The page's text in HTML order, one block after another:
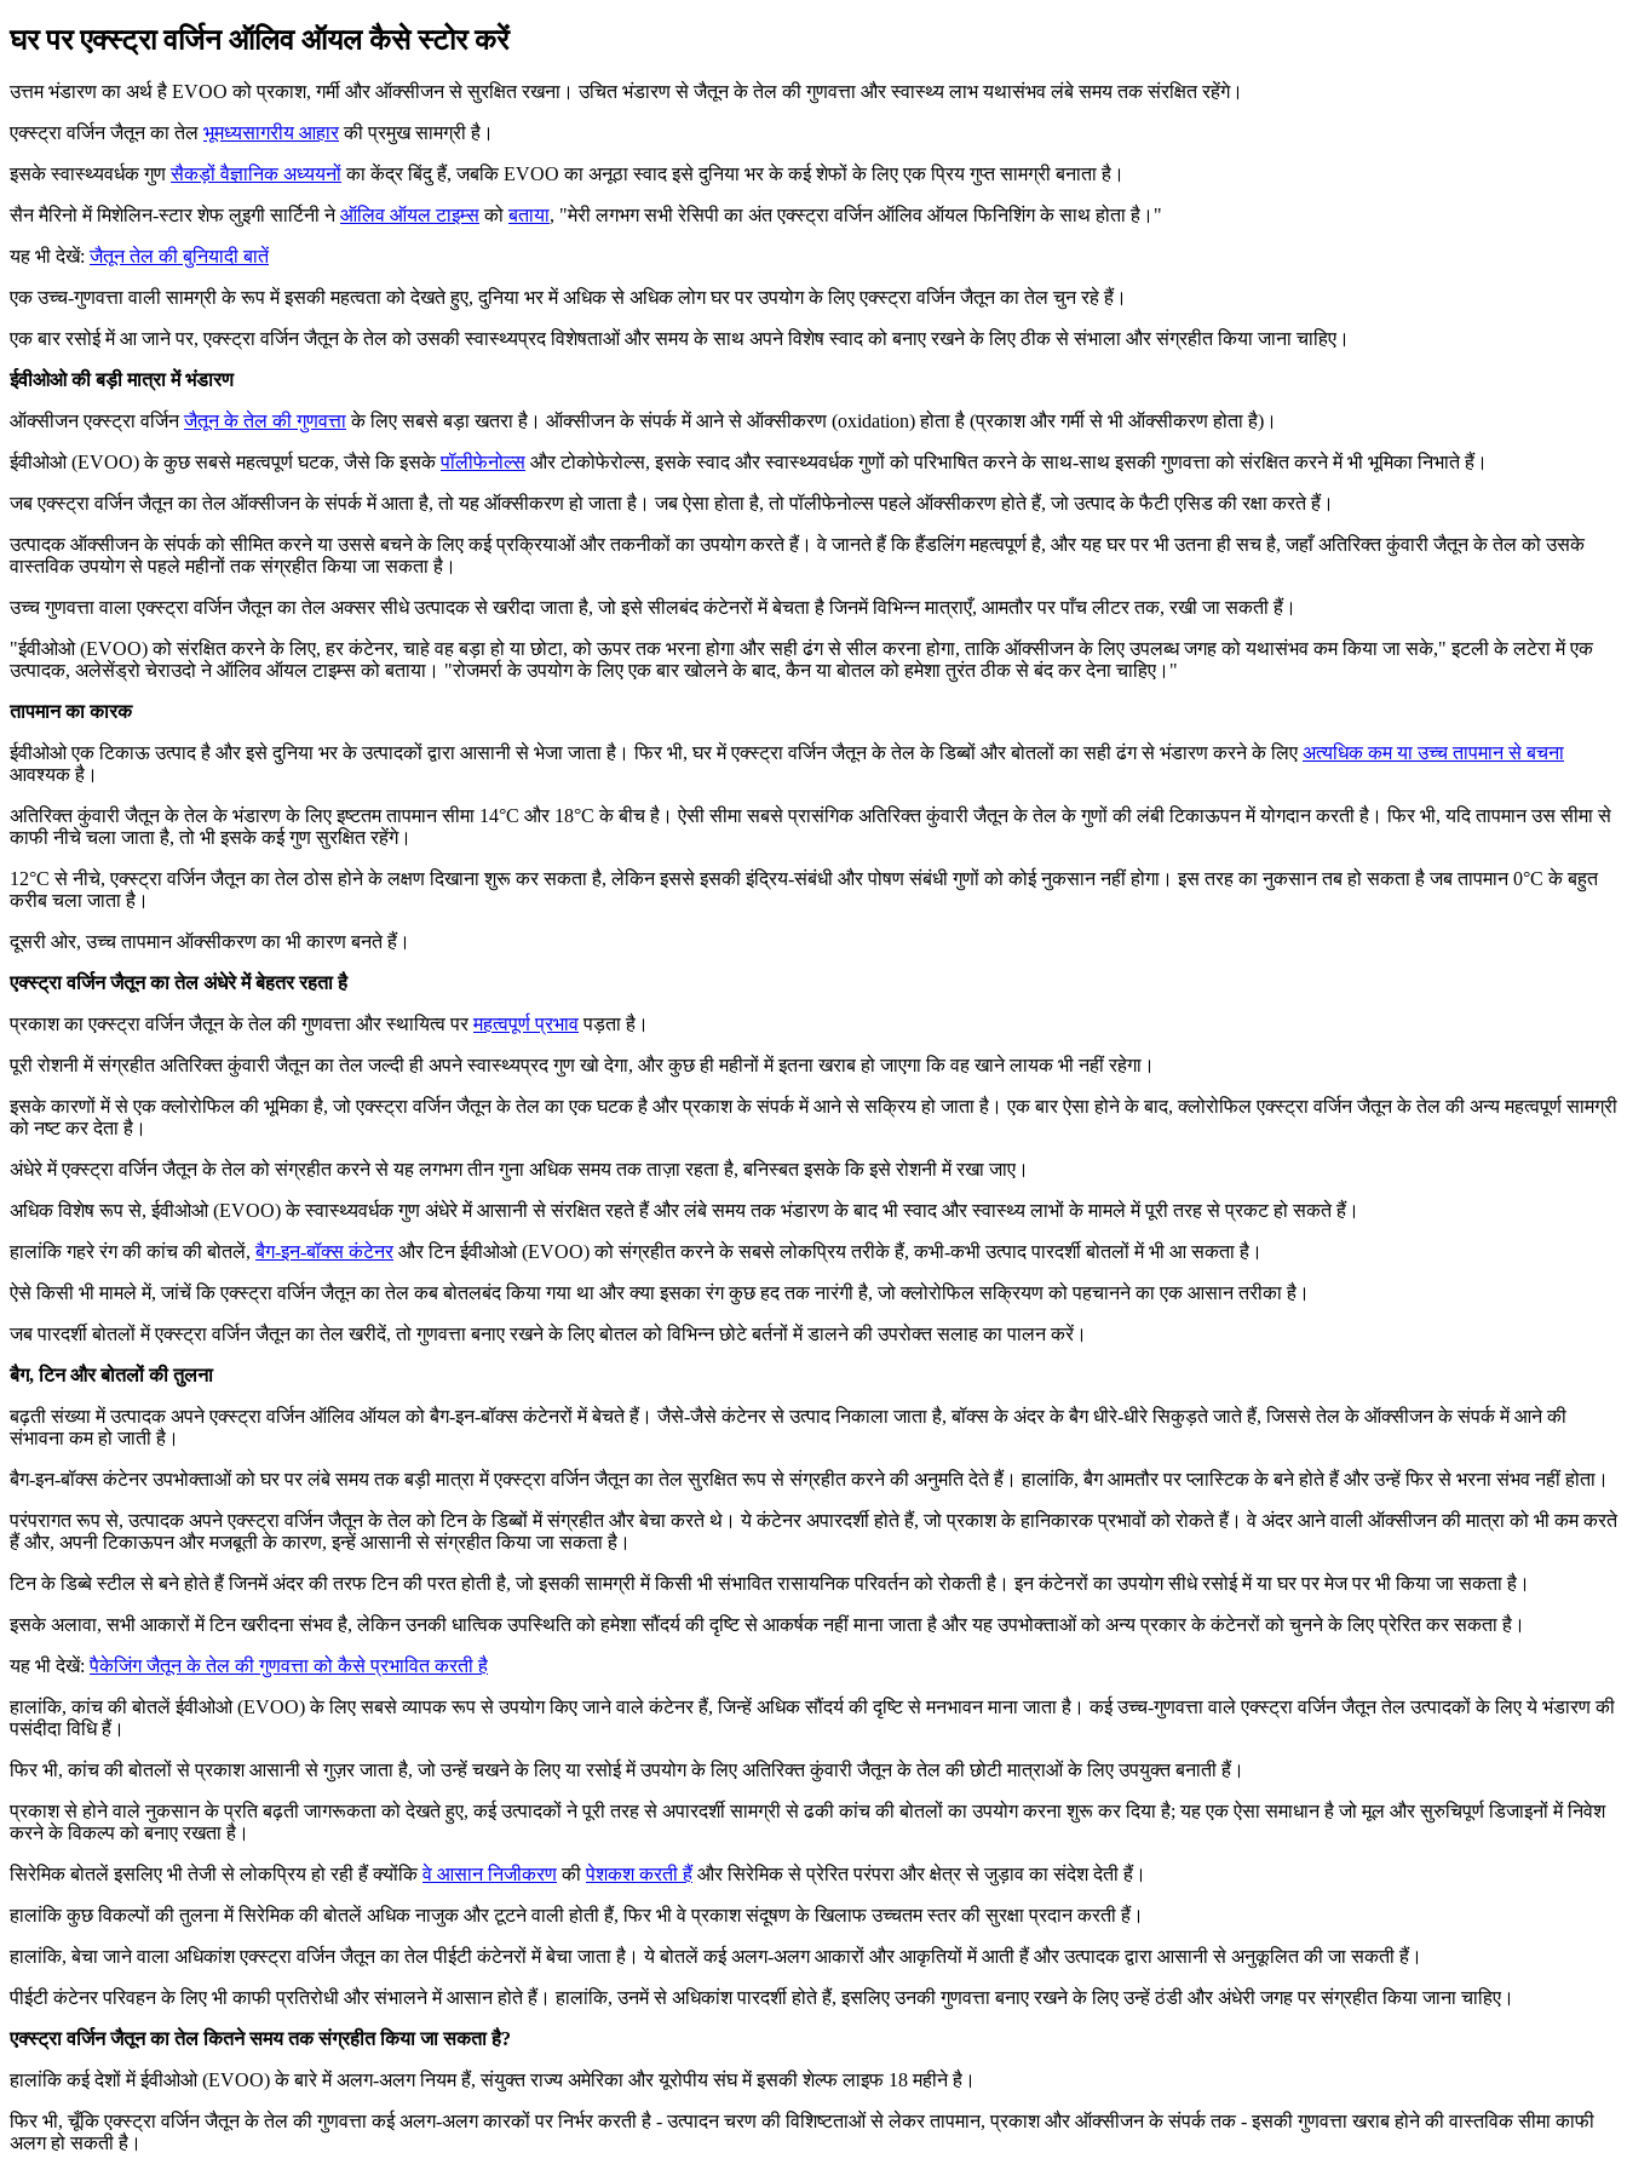
घर पर एक्स्ट्रा वर्जिन ऑलिव ऑयल कैसे स्टोर करें
उत्तम भंडारण का अर्थ है EVOO को प्रकाश, गर्मी और ऑक्सीजन से सुरक्षित रखना। उचित भंडारण से जैतून के तेल की गुणवत्ता और स्वास्थ्य लाभ यथासंभव लंबे समय तक संरक्षित रहेंगे।
एक्स्ट्रा वर्जिन जैतून का तेल भूमध्यसागरीय आहारकी प्रमुख सामग्री है।
इसके स्वास्थ्यवर्धक गुणसैकड़ों वैज्ञानिक अध्ययनोंका केंद्र बिंदु हैं, जबकि EVOO का अनूठा स्वाद इसे दुनिया भर के कई शेफों के लिए एक प्रिय गुप्त सामग्री बनाता है।
सैन मैरिनो में मिशेलिन-स्टार शेफ लुइगी सार्टिनी नेऑलिव ऑयल टाइम्सकोबताया, "मेरी लगभग सभी रेसिपी का अंत एक्स्ट्रा वर्जिन ऑलिव ऑयल फिनिशिंग के साथ होता है।"
यह भी देखें: जैतून तेल की बुनियादी बातें
एक उच्च-गुणवत्ता वाली सामग्री के रूप में इसकी महत्वता को देखते हुए, दुनिया भर में अधिक से अधिक लोग घर पर उपयोग के लिए एक्स्ट्रा वर्जिन जैतून का तेल चुन रहे हैं।
एक बार रसोई में आ जाने पर, एक्स्ट्रा वर्जिन जैतून के तेल को उसकी स्वास्थ्यप्रद विशेषताओं और समय के साथ अपने विशेष स्वाद को बनाए रखने के लिए ठीक से संभाला और संग्रहीत किया जाना चाहिए।
ईवीओओ की बड़ी मात्रा में भंडारण
ऑक्सीजन एक्स्ट्रा वर्जिनजैतून के तेल की गुणवत्ताके लिए सबसे बड़ा खतरा है। ऑक्सीजन के संपर्क में आने से ऑक्सीकरण (oxidation) होता है (प्रकाश और गर्मी से भी ऑक्सीकरण होता है)।
ईवीओओ (EVOO) के कुछ सबसे महत्वपूर्ण घटक, जैसे कि इसकेपॉलीफेनोल्स और टोकोफेरोल्स, इसके स्वाद और स्वास्थ्यवर्धक गुणों को परिभाषित करने के साथ-साथ इसकी गुणवत्ता को संरक्षित करने में भी भूमिका निभाते हैं।
जब एक्स्ट्रा वर्जिन जैतून का तेल ऑक्सीजन के संपर्क में आता है, तो यह ऑक्सीकरण हो जाता है। जब ऐसा होता है, तो पॉलीफेनोल्स पहले ऑक्सीकरण होते हैं, जो उत्पाद के फैटी एसिड की रक्षा करते हैं।
उत्पादक ऑक्सीजन के संपर्क को सीमित करने या उससे बचने के लिए कई प्रक्रियाओं और तकनीकों का उपयोग करते हैं। वे जानते हैं कि हैंडलिंग महत्वपूर्ण है, और यह घर पर भी उतना ही सच है, जहाँ अतिरिक्त कुंवारी जैतून के तेल को उसके
वास्तविक उपयोग से पहले महीनों तक संग्रहीत किया जा सकता है।
उच्च गुणवत्ता वाला एक्स्ट्रा वर्जिन जैतून का तेल अक्सर सीधे उत्पादक से खरीदा जाता है, जो इसे सीलबंद कंटेनरों में बेचता है जिनमें विभिन्न मात्राएँ, आमतौर पर पाँच लीटर तक, रखी जा सकती हैं।
"ईवीओओ (EVOO) को संरक्षित करने के लिए, हर कंटेनर, चाहे वह बड़ा हो या छोटा, को ऊपर तक भरना होगा और सही ढंग से सील करना होगा, ताकि ऑक्सीजन के लिए उपलब्ध जगह को यथासंभव कम किया जा सके," इटली के लटेरा में एक
उत्पादक, अलेसेंड्रो चेराउदो ने ऑलिव ऑयल टाइम्स को बताया। "रोजमर्रा के उपयोग के लिए एक बार खोलने के बाद, कैन या बोतल को हमेशा तुरंत ठीक से बंद कर देना चाहिए।"
तापमान का कारक
ईवीओओ एक टिकाऊ उत्पाद है और इसे दुनिया भर के उत्पादकों द्वारा आसानी से भेजा जाता है। फिर भी, घर में एक्स्ट्रा वर्जिन जैतून के तेल के डिब्बों और बोतलों का सही ढंग से भंडारण करने के लिए अत्यधिक कम या उच्च तापमान से बचना
आवश्यक है।
अतिरिक्त कुंवारी जैतून के तेल के भंडारण के लिए इष्टतम तापमान सीमा 14°C और 18°C के बीच है। ऐसी सीमा सबसे प्रासंगिक अतिरिक्त कुंवारी जैतून के तेल के गुणों की लंबी टिकाऊपन में योगदान करती है। फिर भी, यदि तापमान उस सीमा से
काफी नीचे चला जाता है, तो भी इसके कई गुण सुरक्षित रहेंगे।
12°C से नीचे, एक्स्ट्रा वर्जिन जैतून का तेल ठोस होने के लक्षण दिखाना शुरू कर सकता है, लेकिन इससे इसकी इंद्रिय-संबंधी और पोषण संबंधी गुणों को कोई नुकसान नहीं होगा। इस तरह का नुकसान तब हो सकता है जब तापमान 0°C के बहुत
करीब चला जाता है।
दूसरी ओर, उच्च तापमान ऑक्सीकरण का भी कारण बनते हैं।
एक्स्ट्रा वर्जिन जैतून का तेल अंधेरे में बेहतर रहता है
प्रकाश का एक्स्ट्रा वर्जिन जैतून के तेल की गुणवत्ता और स्थायित्व परमहत्वपूर्ण प्रभावपड़ता है।
पूरी रोशनी में संग्रहीत अतिरिक्त कुंवारी जैतून का तेल जल्दी ही अपने स्वास्थ्यप्रद गुण खो देगा, और कुछ ही महीनों में इतना खराब हो जाएगा कि वह खाने लायक भी नहीं रहेगा।
इसके कारणों में से एक क्लोरोफिल की भूमिका है, जो एक्स्ट्रा वर्जिन जैतून के तेल का एक घटक है और प्रकाश के संपर्क में आने से सक्रिय हो जाता है। एक बार ऐसा होने के बाद, क्लोरोफिल एक्स्ट्रा वर्जिन जैतून के तेल की अन्य महत्वपूर्ण सामग्री
को नष्ट कर देता है।
अंधेरे में एक्स्ट्रा वर्जिन जैतून के तेल को संग्रहीत करने से यह लगभग तीन गुना अधिक समय तक ताज़ा रहता है, बनिस्बत इसके कि इसे रोशनी में रखा जाए।
अधिक विशेष रूप से, ईवीओओ (EVOO) के स्वास्थ्यवर्धक गुण अंधेरे में आसानी से संरक्षित रहते हैं और लंबे समय तक भंडारण के बाद भी स्वाद और स्वास्थ्य लाभों के मामले में पूरी तरह से प्रकट हो सकते हैं।
हालांकि गहरे रंग की कांच की बोतलें,बैग-इन-बॉक्स कंटेनरऔर टिन ईवीओओ (EVOO) को संग्रहीत करने के सबसे लोकप्रिय तरीके हैं, कभी-कभी उत्पाद पारदर्शी बोतलों में भी आ सकता है।
ऐसे किसी भी मामले में, जांचें कि एक्स्ट्रा वर्जिन जैतून का तेल कब बोतलबंद किया गया था और क्या इसका रंग कुछ हद तक नारंगी है, जो क्लोरोफिल सक्रियण को पहचानने का एक आसान तरीका है।
जब पारदर्शी बोतलों में एक्स्ट्रा वर्जिन जैतून का तेल खरीदें, तो गुणवत्ता बनाए रखने के लिए बोतल को विभिन्न छोटे बर्तनों में डालने की उपरोक्त सलाह का पालन करें।
बैग, टिन और बोतलों की तुलना
बढ़ती संख्या में उत्पादक अपने एक्स्ट्रा वर्जिन ऑलिव ऑयल को बैग-इन-बॉक्स कंटेनरों में बेचते हैं। जैसे-जैसे कंटेनर से उत्पाद निकाला जाता है, बॉक्स के अंदर के बैग धीरे-धीरे सिकुड़ते जाते हैं, जिससे तेल के ऑक्सीजन के संपर्क में आने की
संभावना कम हो जाती है।
बैग-इन-बॉक्स कंटेनर उपभोक्ताओं को घर पर लंबे समय तक बड़ी मात्रा में एक्स्ट्रा वर्जिन जैतून का तेल सुरक्षित रूप से संग्रहीत करने की अनुमति देते हैं। हालांकि, बैग आमतौर पर प्लास्टिक के बने होते हैं और उन्हें फिर से भरना संभव नहीं होता।
परंपरागत रूप से, उत्पादक अपने एक्स्ट्रा वर्जिन जैतून के तेल को टिन के डिब्बों में संग्रहीत और बेचा करते थे। ये कंटेनर अपारदर्शी होते हैं, जो प्रकाश के हानिकारक प्रभावों को रोकते हैं। वे अंदर आने वाली ऑक्सीजन की मात्रा को भी कम करते
हैं और, अपनी टिकाऊपन और मजबूती के कारण, इन्हें आसानी से संग्रहीत किया जा सकता है।
टिन के डिब्बे स्टील से बने होते हैं जिनमें अंदर की तरफ टिन की परत होती है, जो इसकी सामग्री में किसी भी संभावित रासायनिक परिवर्तन को रोकती है। इन कंटेनरों का उपयोग सीधे रसोई में या घर पर मेज पर भी किया जा सकता है।
इसके अलावा, सभी आकारों में टिन खरीदना संभव है, लेकिन उनकी धात्विक उपस्थिति को हमेशा सौंदर्य की दृष्टि से आकर्षक नहीं माना जाता है और यह उपभोक्ताओं को अन्य प्रकार के कंटेनरों को चुनने के लिए प्रेरित कर सकता है।
यह भी देखें: पैकेजिंग जैतून के तेल की गुणवत्ता को कैसे प्रभावित करती है
हालांकि, कांच की बोतलें ईवीओओ (EVOO) के लिए सबसे व्यापक रूप से उपयोग किए जाने वाले कंटेनर हैं, जिन्हें अधिक सौंदर्य की दृष्टि से मनभावन माना जाता है। कई उच्च-गुणवत्ता वाले एक्स्ट्रा वर्जिन जैतून तेल उत्पादकों के लिए ये भंडारण की
पसंदीदा विधि हैं।
फिर भी, कांच की बोतलों से प्रकाश आसानी से गुज़र जाता है, जो उन्हें चखने के लिए या रसोई में उपयोग के लिए अतिरिक्त कुंवारी जैतून के तेल की छोटी मात्राओं के लिए उपयुक्त बनाती हैं।
प्रकाश से होने वाले नुकसान के प्रति बढ़ती जागरूकता को देखते हुए, कई उत्पादकों ने पूरी तरह से अपारदर्शी सामग्री से ढकी कांच की बोतलों का उपयोग करना शुरू कर दिया है; यह एक ऐसा समाधान है जो मूल और सुरुचिपूर्ण डिजाइनों में निवेश
करने के विकल्प को बनाए रखता है।
सिरेमिक बोतलें इसलिए भी तेजी से लोकप्रिय हो रही हैं क्योंकिवे आसान निजीकरणकीपेशकश करती हैं और सिरेमिक से प्रेरित परंपरा और क्षेत्र से जुड़ाव का संदेश देती हैं।
हालांकि कुछ विकल्पों की तुलना में सिरेमिक की बोतलें अधिक नाजुक और टूटने वाली होती हैं, फिर भी वे प्रकाश संदूषण के खिलाफ उच्चतम स्तर की सुरक्षा प्रदान करती हैं।
हालांकि, बेचा जाने वाला अधिकांश एक्स्ट्रा वर्जिन जैतून का तेल पीईटी कंटेनरों में बेचा जाता है। ये बोतलें कई अलग-अलग आकारों और आकृतियों में आती हैं और उत्पादक द्वारा आसानी से अनुकूलित की जा सकती हैं।
पीईटी कंटेनर परिवहन के लिए भी काफी प्रतिरोधी और संभालने में आसान होते हैं। हालांकि, उनमें से अधिकांश पारदर्शी होते हैं, इसलिए उनकी गुणवत्ता बनाए रखने के लिए उन्हें ठंडी और अंधेरी जगह पर संग्रहीत किया जाना चाहिए।
एक्स्ट्रा वर्जिन जैतून का तेल कितने समय तक संग्रहीत किया जा सकता है?
हालांकि कई देशों में ईवीओओ (EVOO) के बारे में अलग-अलग नियम हैं, संयुक्त राज्य अमेरिका और यूरोपीय संघ में इसकी शेल्फ लाइफ 18 महीने है।
फिर भी, चूँकि एक्स्ट्रा वर्जिन जैतून के तेल की गुणवत्ता कई अलग-अलग कारकों पर निर्भर करती है - उत्पादन चरण की विशिष्टताओं से लेकर तापमान, प्रकाश और ऑक्सीजन के संपर्क तक - इसकी गुणवत्ता खराब होने की वास्तविक सीमा काफी
अलग हो सकती है।